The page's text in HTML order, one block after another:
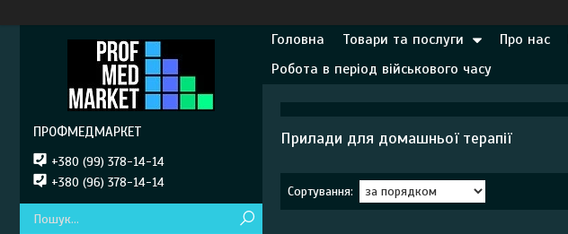
Головна Товари та послуги Про нас
Робота в період військового часу
Прилади для домашньої терапії
ПРОФМЕДМАРКЕТ
+380 (99) 378-14-14
+380 (96) 378-14-14